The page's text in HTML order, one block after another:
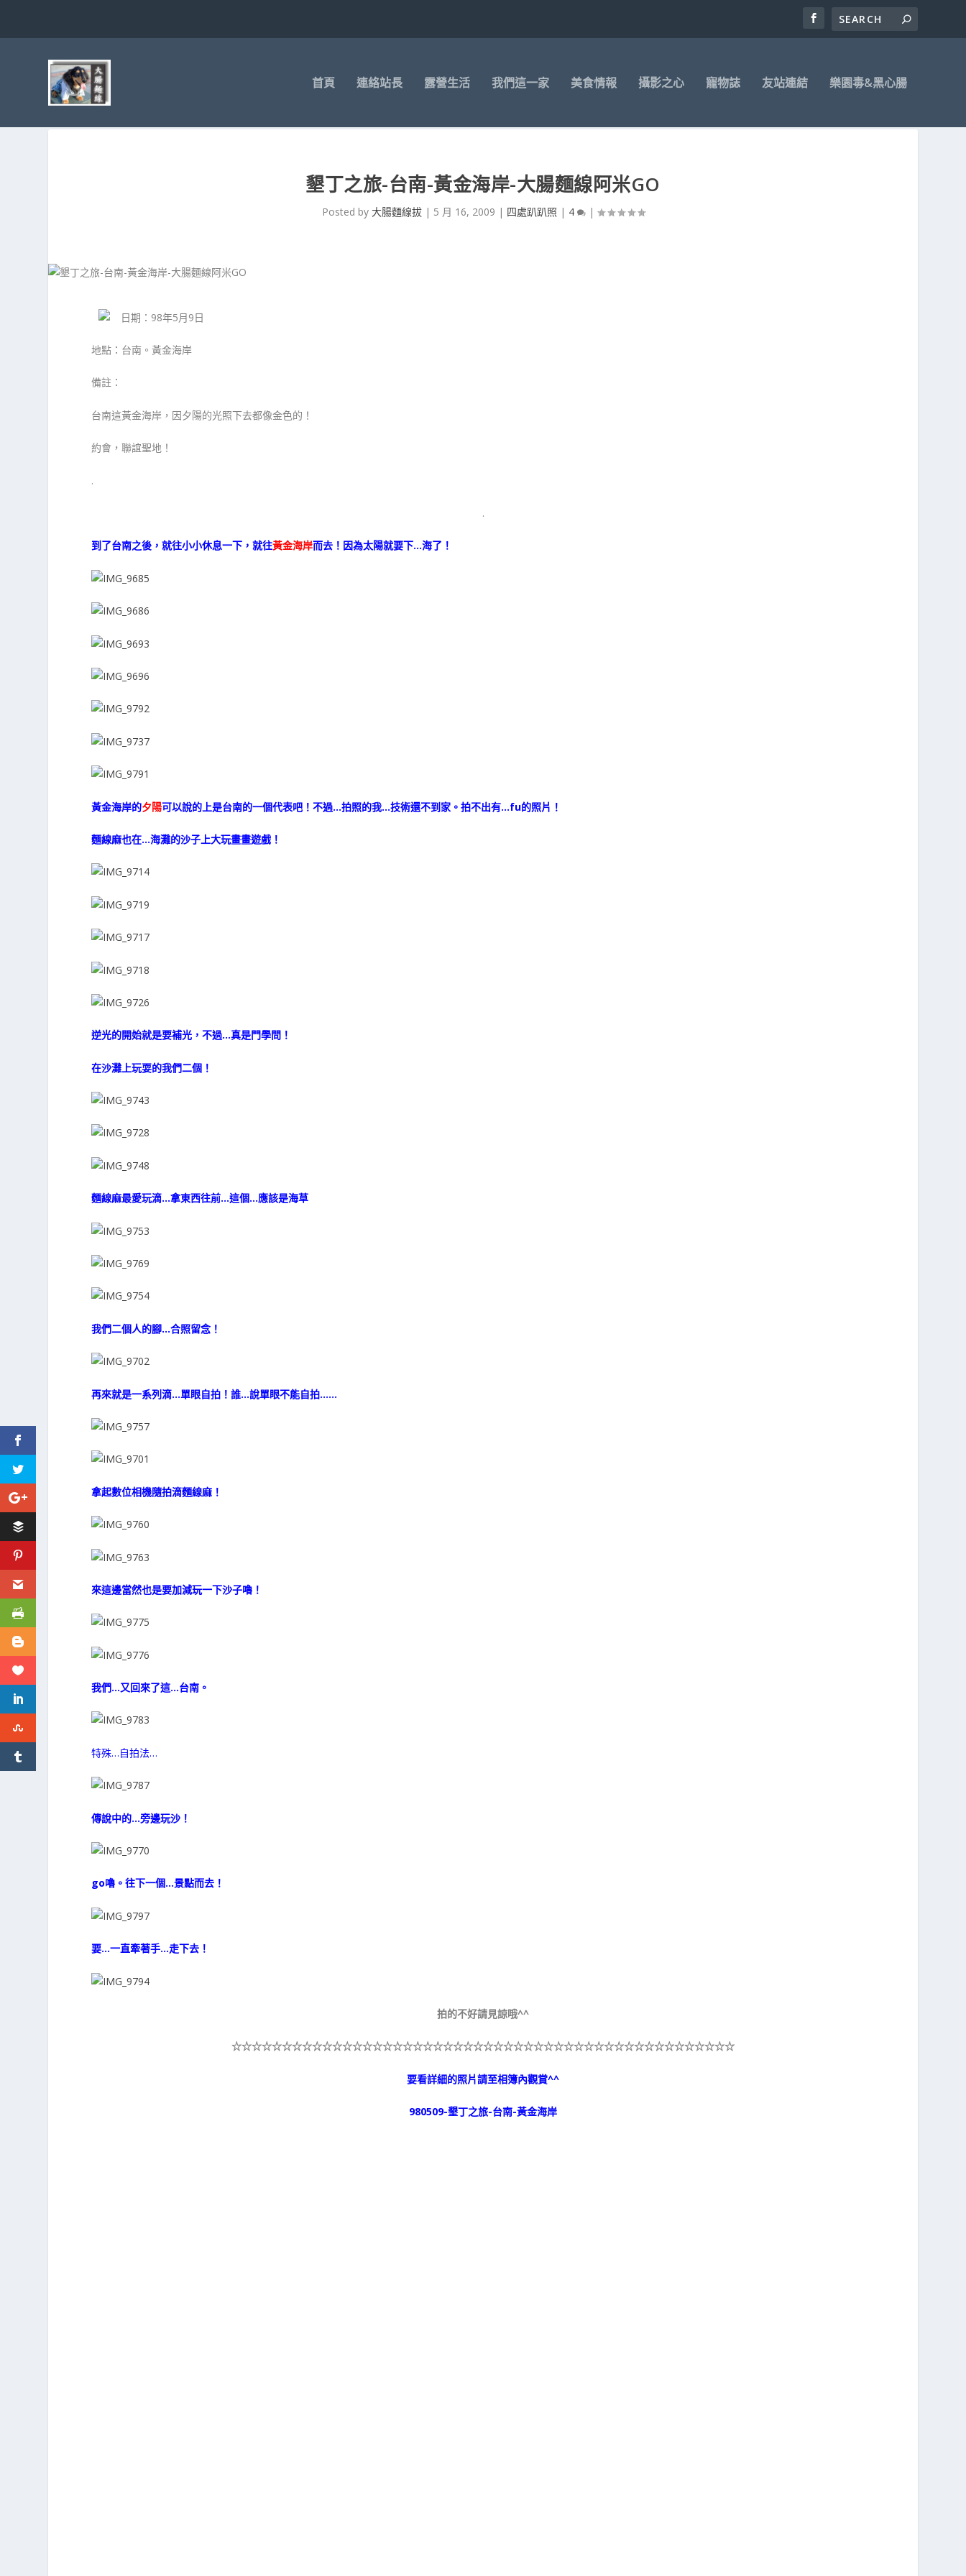
首頁 連絡站長 露營生活 我們這一家 美食情報 攝影之心 寵物誌 友站連結 樂園毒&黑心腸
墾丁之旅-台南-黃金海岸-大腸麵線阿米GO
Posted by 大腸麵線拔| 5 月 16, 2009 | 四處趴趴照 | 4 |
日期：98年5月9日
地點：台南。黃金海岸
備註：
台南這黃金海岸，因夕陽的光照下去都像金色的！
約會，聯誼聖地！
.
.
到了台南之後，就往小小休息一下，就往黃金海岸而去！因為太陽就要下…海了！
黃金海岸的夕陽可以說的上是台南的一個代表吧！不過…拍照的我…技術還不到家。拍不出有…fu的照片！
麵線麻也在…海灘的沙子上大玩畫畫遊戲！
逆光的開始就是要補光，不過…真是門學問！
在沙灘上玩耍的我們二個！
麵線麻最愛玩滴…拿東西往前…這個…應該是海草
我們二個人的腳…合照留念！
再來就是一系列滴…單眼自拍！誰…說單眼不能自拍……
拿起數位相機隨拍滴麵線麻！
來這邊當然也是要加減玩一下沙子嚕！
我們…又回來了這…台南。
特殊…自拍法…
傳說中的…旁邊玩沙！
go嚕。往下一個…景點而去！
要…一直牽著手…走下去！
拍的不好請見諒哦^^
☆☆☆☆☆☆☆☆☆☆☆☆☆☆☆☆☆☆☆☆☆☆☆☆☆☆☆☆☆☆☆☆☆☆☆☆☆☆☆☆☆☆☆☆☆☆☆☆☆☆
要看詳細的照片請至相簿內觀賞^^
980509-墾丁之旅-台南-黃金海岸